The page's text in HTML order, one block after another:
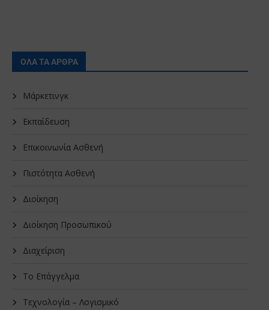
ΟΛΑ ΤΑ ΑΡΘΡΑ
Μάρκετινγκ
Εκπαίδευση
Επικοινωνία Ασθενή
Πιστότητα Ασθενή
Διοίκηση
Διοίκηση Προσωπικού
Διαχείριση
Το Επάγγελμα
Τεχνολογία – Λογισμικό